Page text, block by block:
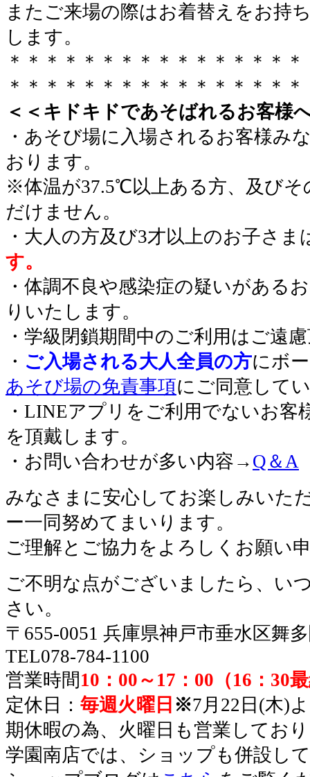
またご来場の際はお着替えをお持
します。
＊＊＊＊＊＊＊＊＊＊＊＊＊＊＊
＊＊＊＊＊＊＊＊＊＊＊＊＊＊＊＊
＜＜キドキドであそばれるお客様
・あそび場に入場されるお客様み
おります。
※体温が37.5℃以上ある方、及びそ
だけません。
・大人の方及び3才以上のお子さま
す。
・体調不良や感染症の疑いがある
りいたします。
・学級閉鎖期間中のご利用はご遠
・ ご入場される大人全員の方にボ
あそび場の免責事項にご同意して
・LINEアプリをご利用でないお客
を頂戴します。
・お問い合わせが多い内容→ Q＆A
みなさまに安心してお楽しみいた
ー一同努めてまいります。
ご理解とご協力をよろしくお願い
ご不明な点がございましたら、い
さい。
〒655-0051 兵庫県神戸市垂水区舞
TEL078-784-1100
営業時間 10：00～17：00（16：30
定休日： 毎週火曜日 ※7月22日(木)
期休暇の為、火曜日も営業してお
学園南店では、ショップも併設し